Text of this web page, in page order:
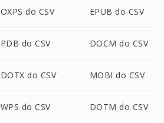
OXPS do CSV EPUB do CSV
PDB do CSV DOCM do CSV
DOTX do CSV MOBI do CSV
WPS do CSV DOTM do CSV